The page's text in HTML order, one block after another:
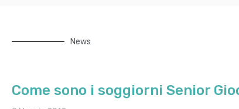
News
Come sono i soggiorni Senior